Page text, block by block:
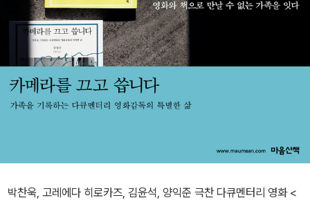
박찬욱, 고레에다 히로카즈, 김윤석, 양익준 극찬 다큐멘터리 영화 <